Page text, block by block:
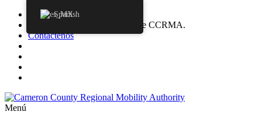
adquisiciones
Agendas de la Junta de CCRMA.
Contáctenos
Menú
Spanish